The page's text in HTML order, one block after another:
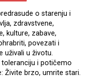
o starenju i
zdravstvene,
kulture, zabave,
povezati i
uživali u životu.
i potičemo
Živite brzo, umrite stari.